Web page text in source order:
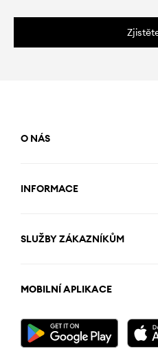
O NÁS
INFORMACE
SLUŽBY ZÁKAZNÍKŮM
MOBILNÍ APLIKACE